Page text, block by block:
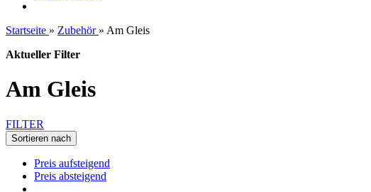
Startseite » Zubehör » Am Gleis
Aktueller Filter
Am Gleis
FILTER
Sortieren nach
Preis aufsteigend
Preis absteigend